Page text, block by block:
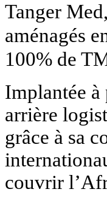
Tanger
aménagés
100% de
Implantée
arrière
grâce à sa
couvrir